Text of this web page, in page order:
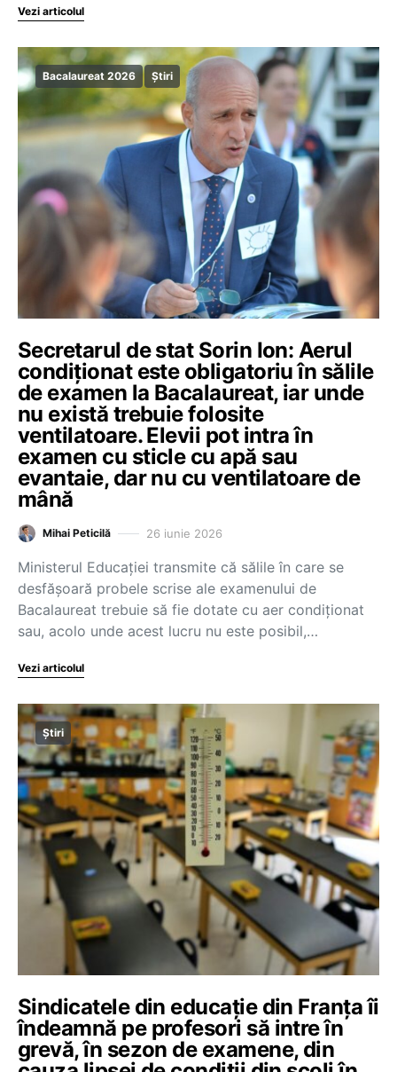
Vezi articolul
Bacalaureat 2026 Știri
Secretarul de stat Sorin Ion: Aerul
condiționat este obligatoriu în sălile
de examen la Bacalaureat, iar unde
nu există trebuie folosite
ventilatoare. Elevii pot intra în
examen cu sticle cu apă sau
evantaie, dar nu cu ventilatoare de
mână
Mihai Peticilă 26 iunie 2026
Ministerul Educației transmite că sălile în care se
desfășoară probele scrise ale examenului de
Bacalaureat trebuie să fie dotate cu aer condiționat
sau, acolo unde acest lucru nu este posibil,…
Vezi articolul
Știri
Sindicatele din educație din Franța îi
îndeamnă pe profesori să intre în
grevă, în sezon de examene, din